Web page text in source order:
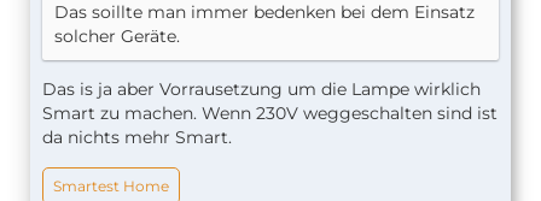
Das soillte man immer bedenken bei dem Einsatz
solcher Geräte.
Das is ja aber Vorrausetzung um die Lampe wirklich
Smart zu machen. Wenn 230V weggeschalten sind ist
da nichts mehr Smart.
Smartest Home